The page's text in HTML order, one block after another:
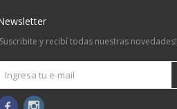
y recibí todas nuestras novedades!
 